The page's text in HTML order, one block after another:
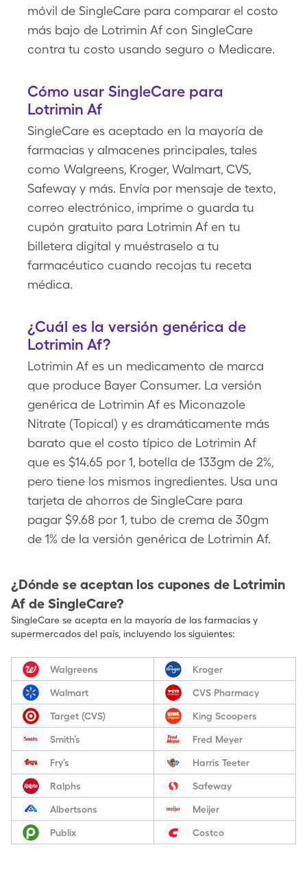
móvil de SingleCare para comparar el costo
más bajo de Lotrimin Af con SingleCare
contra tu costo usando seguro o Medicare.
Cómo usar SingleCare para
Lotrimin Af
SingleCare es aceptado en la mayoría de
farmacias y almacenes principales, tales
como Walgreens, Kroger, Walmart, CVS,
Safeway y más. Envía por mensaje de texto,
correo electrónico, imprime o guarda tu
cupón gratuito para Lotrimin Af en tu
billetera digital y muéstraselo a tu
farmacéutico cuando recojas tu receta
médica.
¿Cuál es la versión genérica de
Lotrimin Af?
Lotrimin Af es un medicamento de marca
que produce Bayer Consumer. La versión
genérica de Lotrimin Af es Miconazole
Nitrate (Topical) y es dramáticamente más
barato que el costo típico de Lotrimin Af
que es $14.65 por 1, botella de 133gm de 2%,
pero tiene los mismos ingredientes. Usa una
tarjeta de ahorros de SingleCare para
pagar $9.68 por 1, tubo de crema de 30gm
de 1% de la versión genérica de Lotrimin Af.
¿Dónde se aceptan los cupones de Lotrimin
Af de SingleCare?
SingleCare se acepta en la mayoría de las farmacias y
supermercados del país, incluyendo los siguientes:
Walgreens Kroger
Walmart CVS Pharmacy
Target (CVS) King Scoopers
Smith’s Fred Meyer
Fry’s Harris Teeter
Ralphs Safeway
Albertsons Meijer
Publix Costco